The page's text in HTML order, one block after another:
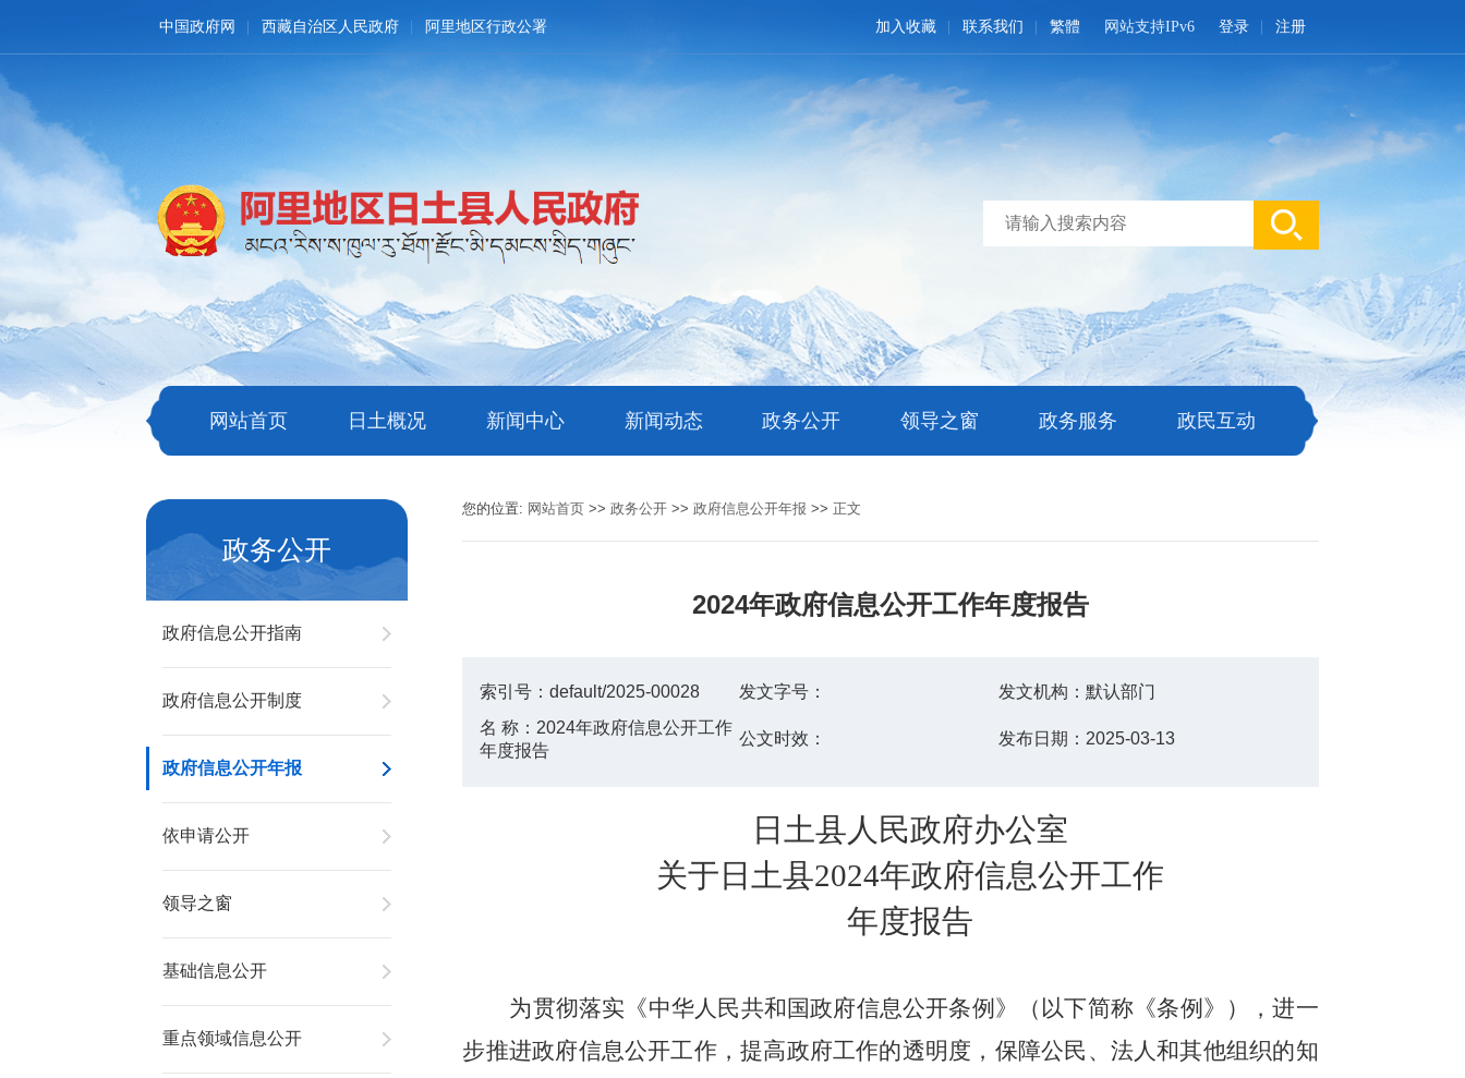
中国政府网 西藏自治区人民政府 阿里地区行政公署 登录 注册
网站支持IPv6
加入收藏 联系我们 繁體
网站首页 日土概况 新闻中心 新闻动态 政务公开 领导之窗 政务服务 政民互动
政务公开
政府信息公开指南
政府信息公开制度
政府信息公开年报
依申请公开
领导之窗
基础信息公开
重点领域信息公开
您的位置: 网站首页 >>政务公开 >>政府信息公开年报 >>正文
2024年政府信息公开工作年度报告
索引号：default/2025-00028 发文字号： 发文机构： 默认部门
名 称： 2024年政府信息公开工作
年度报告
公文时效： 发布日期： 2025-03-13
日土县人民政府办公室
关于日土县2024年政府信息公开工作
年度报告
为贯彻落实《中华人民共和国政府信息公开条例》（以下简称《条例》），进一
步推进政府信息公开工作，提高政府工作的透明度，保障公民、法人和其他组织的知